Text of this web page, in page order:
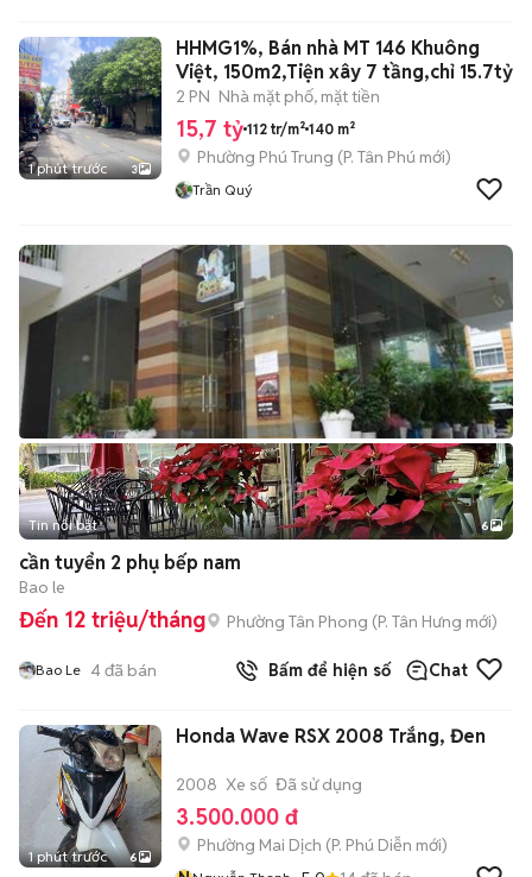
1 phút trước 3
HHMG1%, Bán nhà MT 146 Khuông
Việt, 150m2,Tiện xây 7 tầng,chỉ 15.7tỷ
2 PN Nhà mặt phố, mặt tiền
15,7 tỷ 112 tr/m² 140 m²
Phường Phú Trung (P. Tân Phú mới)
Trần Quý
+2
Tin nổi bật 6
cần tuyển 2 phụ bếp nam
Bao le
Đến 12 triệu/tháng Phường Tân Phong (P. Tân Hưng mới)
Bao Le 4đã bán Bấm để hiện số Chat
1 phút trước 6
Honda Wave RSX 2008 Trắng, Đen
2008 Xe số Đã sử dụng
3.500.000 đ
Phường Mai Dịch (P. Phú Diễn mới)